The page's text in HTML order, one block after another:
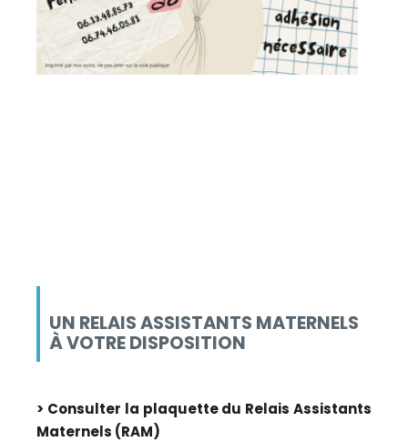
UN RELAIS ASSISTANTS MATERNELS
À VOTRE DISPOSITION
> Consulter la plaquette du Relais Assistants
Maternels (RAM)